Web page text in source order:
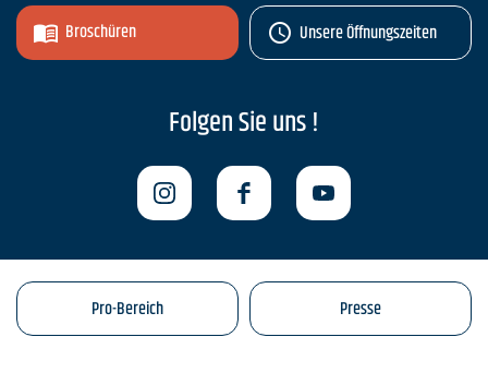
Broschüren Unsere Öffnungszeiten
Folgen Sie uns !
Pro-Bereich Presse